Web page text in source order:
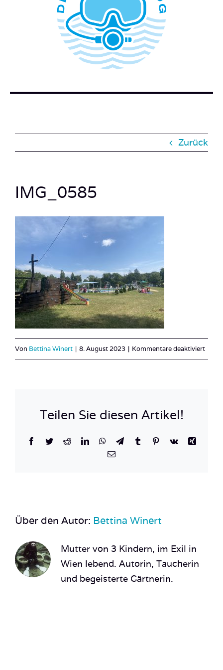
WER STECKT HINTER DEM TAUCHERBLOG?
BUCH BESTELLEN
Zurück
IMG_0585
Von Bettina Winert | 8. August 2023 | Kommentare deaktiviertfür
Teilen Sie diesen Artikel!
Facebook
TwitterRedditLinkedInWhatsApp
TelegramTumblrPinterest
Vk
Xing
E-
Über den Autor: Bettina Winert
Mutter von 3 Kindern, im Exil in
Wien lebend. Autorin, Taucherin
und begeisterte Gärtnerin.